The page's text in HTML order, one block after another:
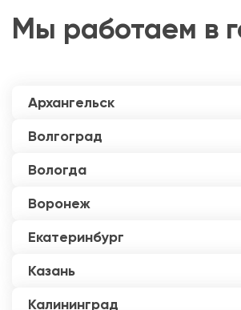
Мы работаем в
Архангельск
Волгоград
Вологда
Воронеж
Екатеринбург
Казань
Калининград